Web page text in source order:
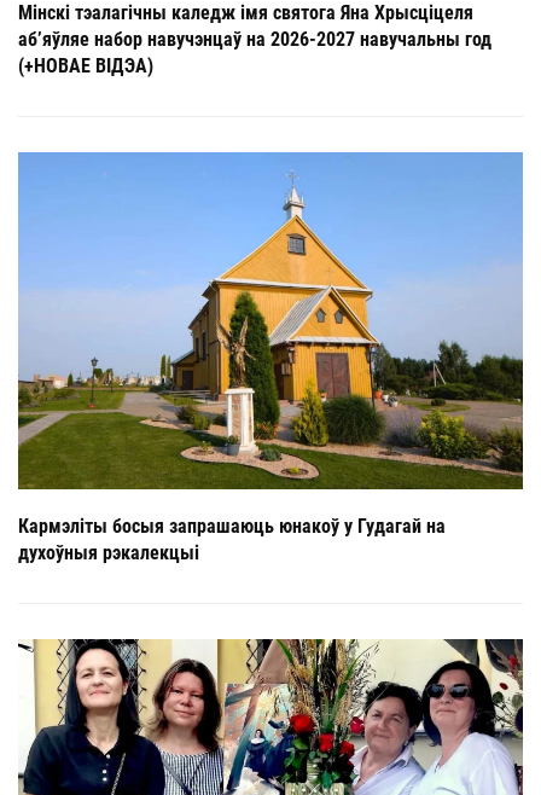
Мінскі тэалагічны каледж імя святога Яна Хрысціцеля
аб’яўляе набор навучэнцаў на 2026-2027 навучальны год
(+НОВАЕ ВІДЭА)
Кармэліты босыя запрашаюць юнакоў у Гудагай на
духоўныя рэкалекцыі